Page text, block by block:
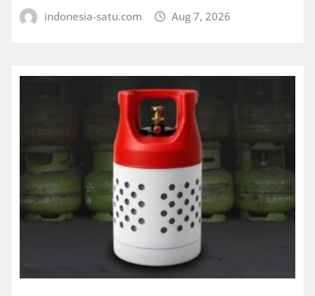
indonesia-satu.com Aug 7, 2026